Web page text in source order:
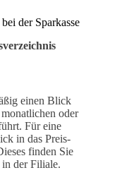
der Sparkasse
einen Blick
oder
Für eine
in das Preis-
finden Sie
in der Filiale.